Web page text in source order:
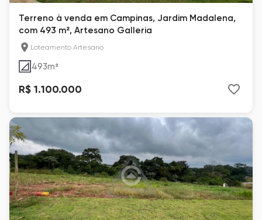
Terreno à venda em Campinas, Jardim Madalena,
com 493 m², Artesano Galleria
Loteamento Artesano
493m²
R$ 1.100.000